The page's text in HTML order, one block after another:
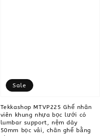
Sale
Tekkashop MTVP225 Ghế nhân
viên khung nhựa bọc lưới có
lumbar support, nệm dày
50mm bọc vải, chân ghế bằng